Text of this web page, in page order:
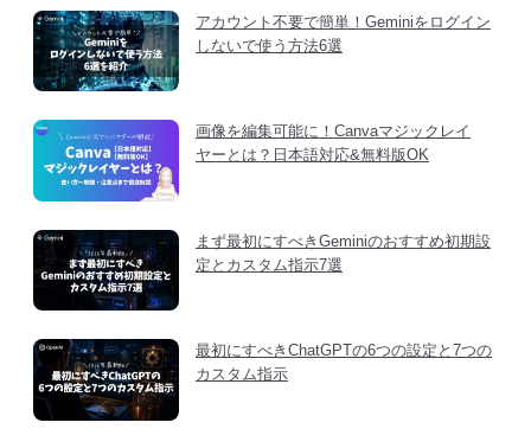
アカウント不要で簡単！Geminiをログイン
しないで使う方法6選
画像を編集可能に！Canvaマジックレイ
ヤーとは？日本語対応&無料版OK
まず最初にすべきGeminiのおすすめ初期設
定とカスタム指示7選
最初にすべきChatGPTの6つの設定と7つの
カスタム指示